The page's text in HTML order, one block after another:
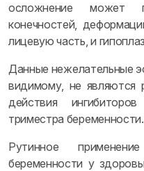
осложнение может
конечностей,
лицевую часть, и
Данные нежелательные
видимому, не являются
действия
триместра беременности.
Рутинное
беременности у